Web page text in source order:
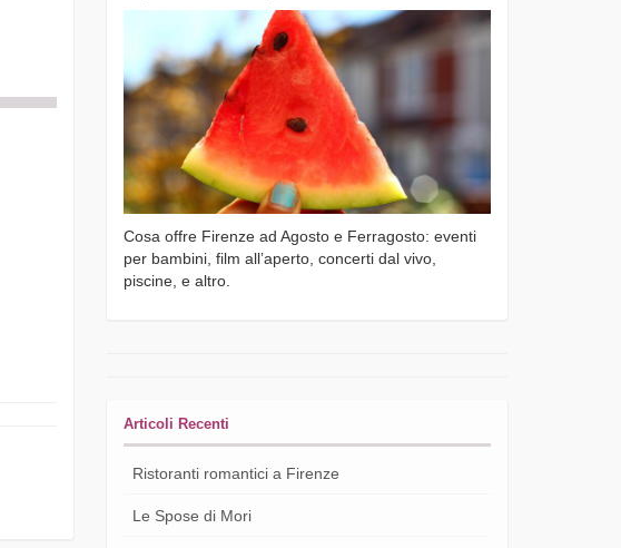
Cosa offre Firenze ad Agosto e Ferragosto: eventi
per bambini, film all’aperto, concerti dal vivo,
piscine, e altro.
Articoli Recenti
Ristoranti romantici a Firenze
Le Spose di Mori